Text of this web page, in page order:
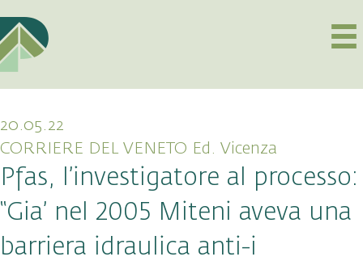
20.05.22
CORRIERE DEL VENETO Ed. Vicenza
Pfas, l’investigatore al processo:
“Gia’ nel 2005 Miteni aveva una
barriera idraulica anti-i